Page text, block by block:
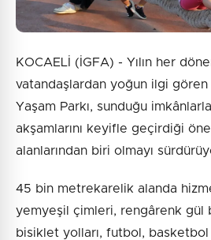
KOCAELİ (İGFA) - Yılın her
vatandaşlardan yoğun ilgi gören
Yaşam Parkı, sunduğu
akşamlarını keyifle geçirdiği
alanlarından biri olmayı
45 bin metrekarelik alanda
yemyeşil çimleri, rengârenk gül
bisiklet yolları, futbol, basketbol